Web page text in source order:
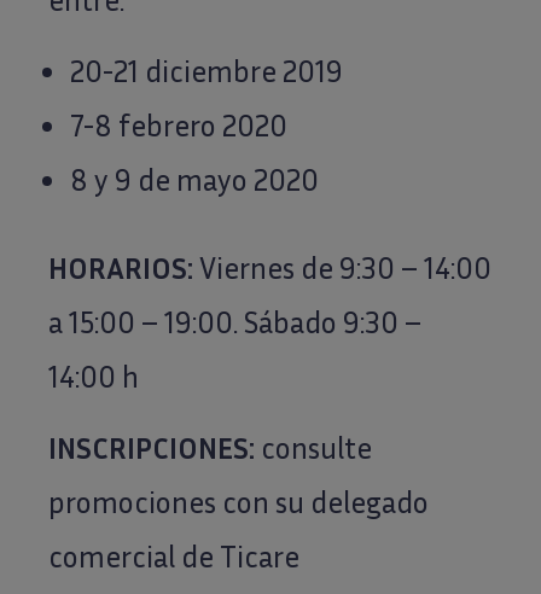
20-21 diciembre 2019
7-8 febrero 2020
8 y 9 de mayo 2020
HORARIOS: Viernes de 9:30 – 14:00
a 15:00 – 19:00. Sábado 9:30 –
14:00 h
INSCRIPCIONES: consulte
promociones con su delegado
comercial de Ticare